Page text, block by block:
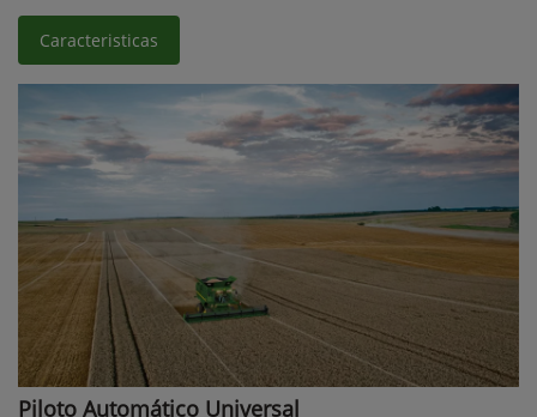
Caracteristicas
Piloto Automático Universal